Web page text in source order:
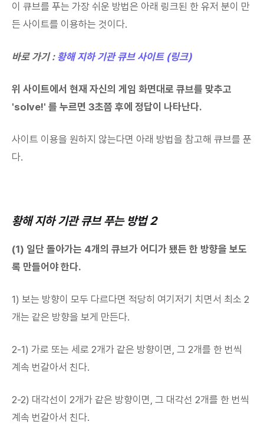
이 큐브를 푸는 가장 쉬운 방법은 아래 링크된 한 유저 분이 만
든 사이트를 이용하는 것이다.
바로 가기 : 황해 지하 기관 큐브 사이트 (링크)
위 사이트에서 현재 자신의 게임 화면대로 큐브를 맞추고
'solve!' 를 누르면 3초쯤 후에 정답이 나타난다.
사이트 이용을 원하지 않는다면 아래 방법을 참고해 큐브를 푼
다.
황해 지하 기관 큐브 푸는 방법 2
(1) 일단 돌아가는 4개의 큐브가 어디가 됐든 한 방향을 보도
록 만들어야 한다.
1) 보는 방향이 모두 다르다면 적당히 여기저기 치면서 최소 2
개는 같은 방향을 보게 만든다.
2-1) 가로 또는 세로 2개가 같은 방향이면, 그 2개를 한 번씩
계속 번갈아서 친다.
2-2) 대각선이 2개가 같은 방향이면, 그 대각선 2개를 한 번씩
계속 번갈아서 친다.